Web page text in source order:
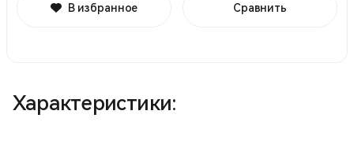
В избранное Сравнить
Характеристики: